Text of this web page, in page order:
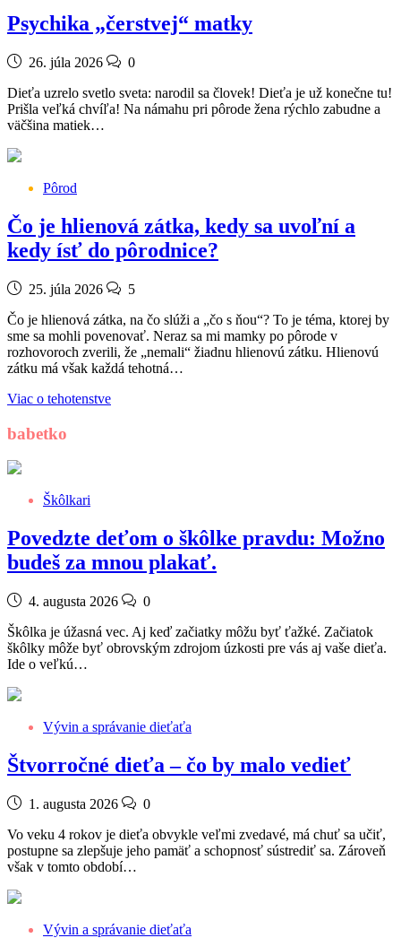
Psychika „čerstvej“ matky
26. júla 2026
0
Dieťa uzrelo svetlo sveta: narodil sa človek! Dieťa je už konečne tu!
Prišla veľká chvíľa! Na námahu pri pôrode žena rýchlo zabudne a
väčšina matiek…
Pôrod
Čo je hlienová zátka, kedy sa uvoľní a
kedy ísť do pôrodnice?
25. júla 2026
5
Čo je hlienová zátka, na čo slúži a „čo s ňou“? To je téma, ktorej by
sme sa mohli povenovať. Neraz sa mi mamky po pôrode v
rozhovoroch zverili, že „nemali“ žiadnu hlienovú zátku. Hlienovú
zátku má však každá tehotná…
Viac o tehotenstve
babetko
Škôlkari
Povedzte deťom o škôlke pravdu: Možno
budeš za mnou plakať.
4. augusta 2026
0
Škôlka je úžasná vec. Aj keď začiatky môžu byť ťažké. Začiatok
škôlky môže byť obrovským zdrojom úzkosti pre vás aj vaše dieťa.
Ide o veľkú…
Vývin a správanie dieťaťa
Štvorročné dieťa – čo by malo vedieť
1. augusta 2026
0
Vo veku 4 rokov je dieťa obvykle veľmi zvedavé, má chuť sa učiť,
postupne sa zlepšuje jeho pamäť a schopnosť sústrediť sa. Zároveň
však v tomto období…
Vývin a správanie dieťaťa